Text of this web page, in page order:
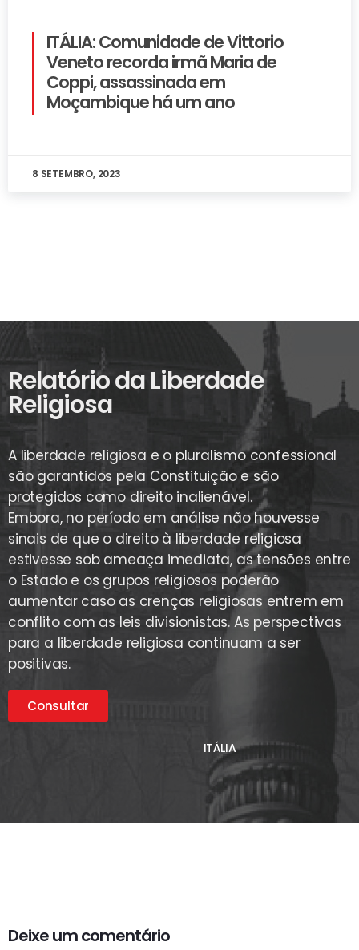
ITÁLIA: Comunidade de Vittorio
Veneto recorda irmã Maria de
Coppi, assassinada em
Moçambique há um ano
8 SETEMBRO, 2023
Relatório da Liberdade
Religiosa
A liberdade religiosa e o pluralismo confessional
são garantidos pela Constituição e são
protegidos como direito inalienável.
Embora, no período em análise não houvesse
sinais de que o direito à liberdade religiosa
estivesse sob ameaça imediata, as tensões entre
o Estado e os grupos religiosos poderão
aumentar caso as crenças religiosas entrem em
conflito com as leis divisionistas. As perspectivas
para a liberdade religiosa continuam a ser
positivas.
Consultar
ITÁLIA
Deixe um comentário